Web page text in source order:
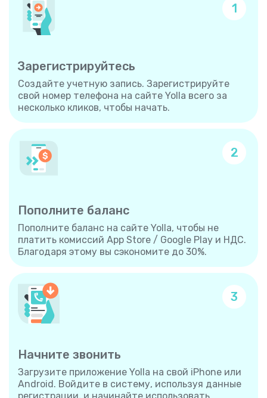
1
Зарегистрируйтесь
Создайте учетную запись. Зарегистрируйте
свой номер телефона на сайте Yolla всего за
несколько кликов, чтобы начать.
2
Пополните баланс
Пополните баланс на сайте Yolla, чтобы не
платить комиссий App Store / Google Play и НДС.
Благодаря этому вы сэкономите до 30%.
3
Начните звонить
Загрузите приложение Yolla на свой iPhone или
Android. Войдите в систему, используя данные
регистрации, и начинайте использовать